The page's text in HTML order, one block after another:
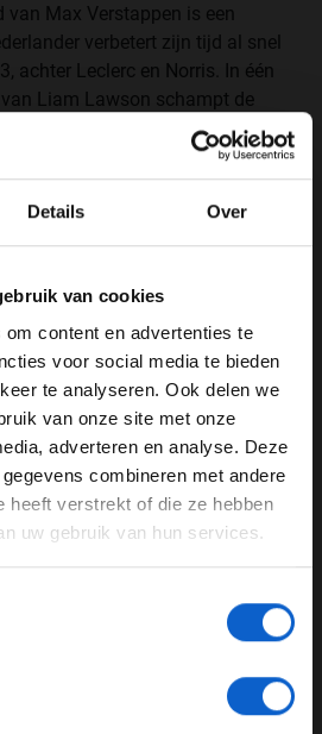
Details Over
van cookies
content en advertenties te
voor social media te bieden
te analyseren. Ook delen we
van onze site met onze
adverteren en analyse. Deze
combineren met andere
heeft verstrekt of die ze hebben
uw gebruik van hun services.
van Max Verstappen is een
verbetert zijn tijd al snel
achter Leclerc en Norris. In één
Liam Lawson schampt de
in bocht negen. De Red Bull-
pitmuur, maar kan vooralsnog
Hadjar noteert na twintig
tijd met zijn VCARB en is
dan de snelste
vlag: er ligt te veel grind in
de training hervat en worden
de zachte band genoteerd.
Carlos Sainz en Kimi
die de rode banden onder hun
noteert hiermee direct
een 1:17.696.
😍#F1||#AusGP
March 14,
GRAND PRIX RADIO
jaar of ouder?
aan en klik hieronder om
naar de website!
instellingen